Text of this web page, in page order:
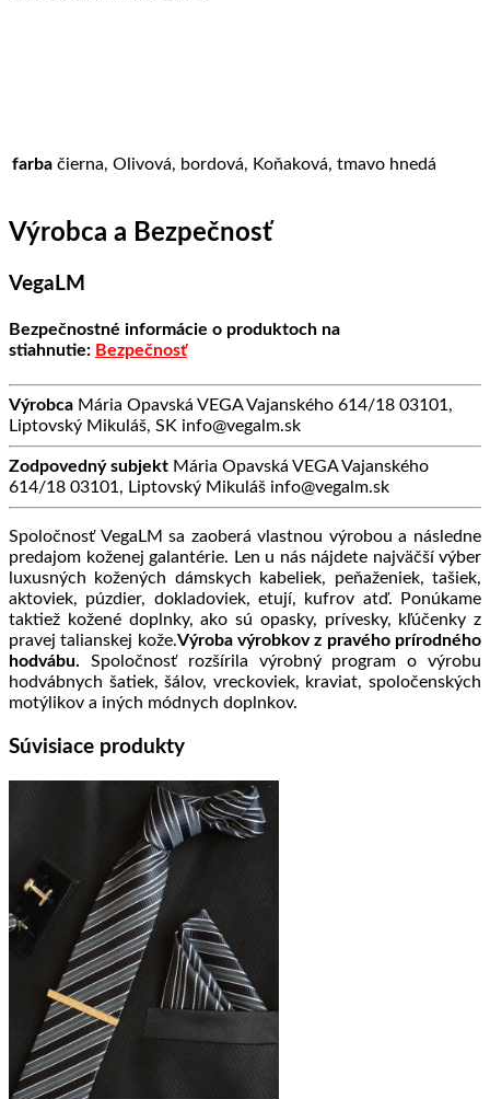
farba čierna, Olivová, bordová, Koňaková, tmavo hnedá
Výrobca a Bezpečnosť
VegaLM
Bezpečnostné informácie o produktoch na
stiahnutie: Bezpečnosť
Výrobca Mária Opavská VEGA Vajanského 614/18 03101,
Liptovský Mikuláš, SK info@vegalm.sk
Zodpovedný subjekt Mária Opavská VEGA Vajanského
614/18 03101, Liptovský Mikuláš info@vegalm.sk
Spoločnosť VegaLM sa zaoberá vlastnou výrobou a následne
predajom koženej galantérie. Len u nás nájdete najväčší výber
luxusných kožených dámskych kabeliek, peňaženiek, tašiek,
aktoviek, púzdier, dokladoviek, etují, kufrov atď. Ponúkame
taktiež kožené doplnky, ako sú opasky, prívesky, kľúčenky z
pravej talianskej kože.Výroba výrobkov z pravého prírodného
hodvábu. Spoločnosť rozšírila výrobný program o výrobu
hodvábnych šatiek, šálov, vreckoviek, kraviat, spoločenských
motýlikov a iných módnych doplnkov.
Súvisiace produkty